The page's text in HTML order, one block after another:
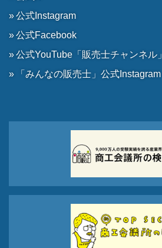
公式Instagram
公式Facebook
公式YouTube「販売士チャンネル」
「みんなの販売士」公式Instagram